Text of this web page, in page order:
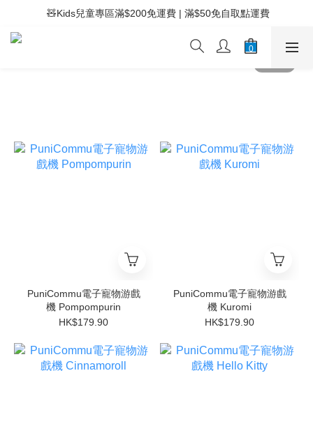
⚡滿$400免運費 | 滿$200免Easy Trade自取點運費
🧸Kids兒童專區滿$200免運費 | 滿$50免自取點運費
⚡滿$400免運費 | 滿$200免Easy Trade自取點運費
PuniCommu電子寵物游戲
機 Pompompurin
HK$179.90
PuniCommu電子寵物游戲
機 Kuromi
HK$179.90